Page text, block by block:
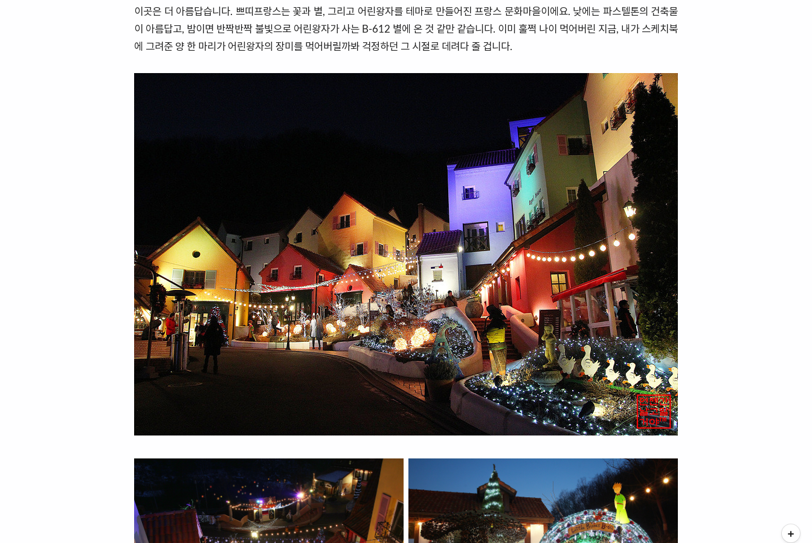
이곳은 더 아름답습니다. 쁘띠프랑스는 꽃과 별, 그리고 어린왕자를 테마로 만들어진 프랑스 문화마을이에요. 낮에는 파스텔톤의 건축물
이 아름답고, 밤이면 반짝반짝 불빛으로 어린왕자가 사는 B-612 별에 온 것 같만 같습니다. 이미 훌쩍 나이 먹어버린 지금, 내가 스케치북
에 그려준 양 한 마리가 어린왕자의 장미를 먹어버릴까봐 걱정하던 그 시절로 데려다 줄 겁니다.